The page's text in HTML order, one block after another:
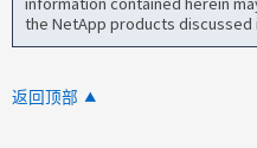
the NetApp products discussed
返回顶部